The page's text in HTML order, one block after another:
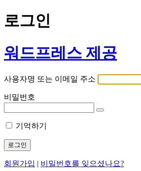
로그인
워드프레스 제공
사용자명 또는 이메일 주소
비밀번호
기억하기
회원가입 | 비밀번호를 잊으셨나요?